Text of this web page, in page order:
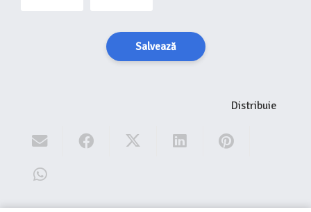
Salvează
Distribuie